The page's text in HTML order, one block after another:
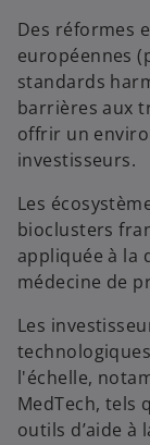
Des réformes
européennes
standards
barrières aux
offrir un
investisseurs.
Les
bioclusters
appliquée à la
médecine de
Les
l'échelle,
MedTech, tels
outils d’aide à